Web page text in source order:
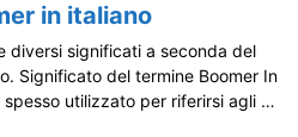
in italiano
diversi significati a seconda del
Significato del termine Boomer In
spesso utilizzato per riferirsi agli …